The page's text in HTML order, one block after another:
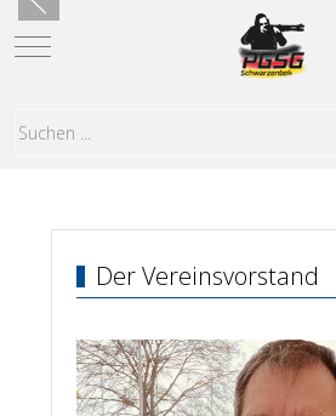
Mobile Menu Toggle
Der Vereinsvorstand